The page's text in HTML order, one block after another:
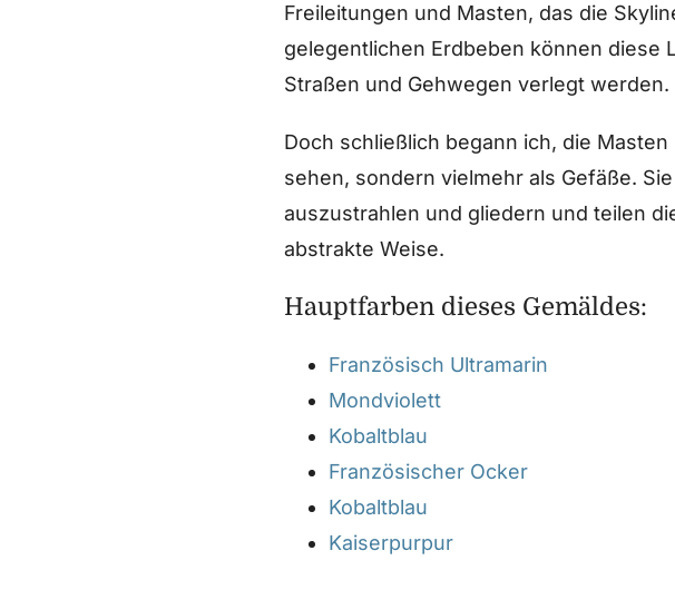
Freileitungen und Masten, das die
gelegentlichen Erdbeben können diese
Straßen und Gehwegen verlegt
Doch schließlich begann ich, die
sehen, sondern vielmehr als Gefäße.
auszustrahlen und gliedern und teilen
abstrakte Weise.
Hauptfarben dieses Gemäldes:
Französisch Ultramarin
Mondviolett
Kobaltblau
Französischer Ocker
Kobaltblau
Kaiserpurpur